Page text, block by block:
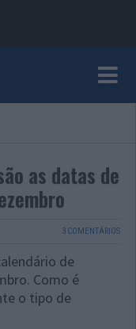
as datas de
3 COMENTÁRIOS
de
Como é
o tipo de